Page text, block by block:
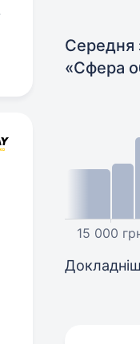
Середня
«Сфера
15 000